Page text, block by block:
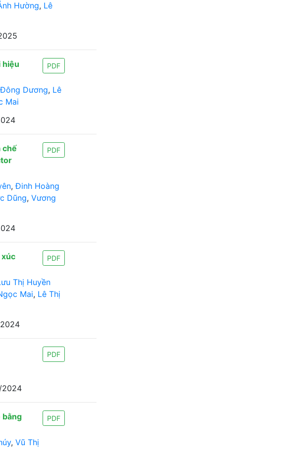
Hường, Lê
hiệu
PDF
Dương, Lê
Mai
chế
PDF
,Đinh Hoàng
Dũng, Vương
PDF
Thị Huyền
Mai, Lê Thị
PDF
bằng
PDF
, Vũ Thị